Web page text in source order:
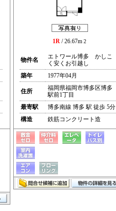
1R / 26.67m 2
物件名
エトワール博多 かしこ
く安くお引越し
築年
1977年04月
住所
福岡県福岡市博多区博多
駅前1丁目
最寄駅
博多南線 博多 駅 徒歩 5分
構造
鉄筋コンクリート造